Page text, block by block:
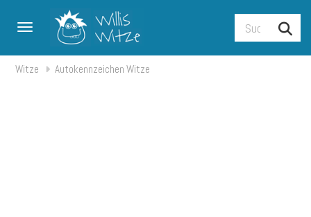
Toggle navigation
Witze Autokennzeichen Witze